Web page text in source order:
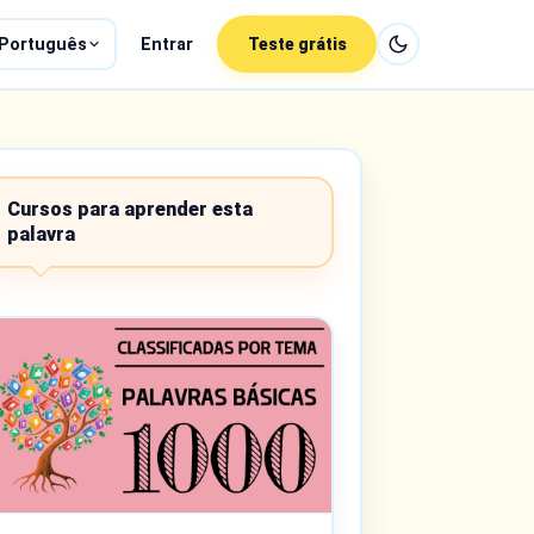
Entrar Teste grátis
Cursos para aprender esta
palavra